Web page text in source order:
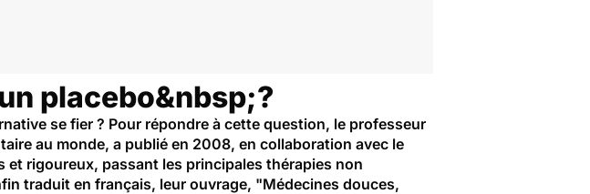
placebo&nbsp;?
se fier ? Pour répondre à cette question, le professeur
au monde, a publié en 2008, en collaboration avec le
rigoureux, passant les principales thérapies non
traduit en français, leur ouvrage, "Médecines douces,